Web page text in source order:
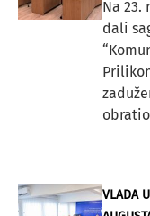
Na 23.
dali
VLADA